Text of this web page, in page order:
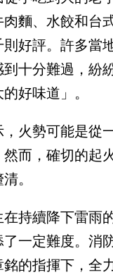
麵、水餃和台
好評。許多當
十分難過，紛
的好味道」。
火勢可能是從
然而，確切的起
。
持續降下雷雨
一定難度。消
的指揮下，全